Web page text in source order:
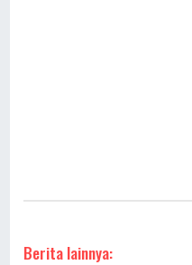
Berita lainnya: